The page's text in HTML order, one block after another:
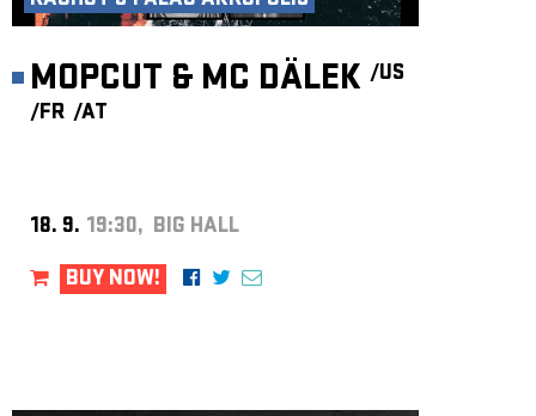
MOPCUT & MC DÄLEK /US
/FR /AT
18. 9. 19:30, BIG HALL
BUY NOW!